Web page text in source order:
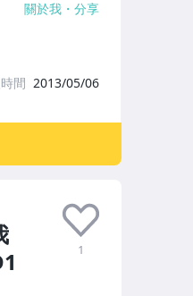
1
關於我 分享
間 2013/05/06